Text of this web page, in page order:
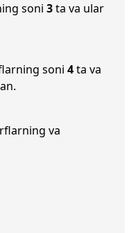
soni 3ta va ular
soni 4ta va
va